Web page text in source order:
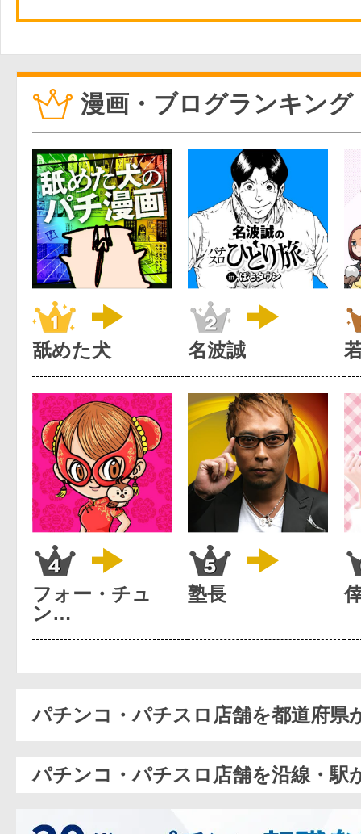
漫画・ブログランキング
舐めた犬 名波誠
フォー・チュ
ン…
塾長
パチンコ・パチスロ店舗を都道府県
パチンコ・パチスロ店舗を沿線・駅